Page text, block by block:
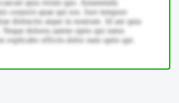
quia rerum quo. Assumenda
corporis quae qui eos. Iure tempore
distinctio atque in nostrum. Id aut quia
dolores autem optio qui natus
explicabo officiis dolor eum optio qui.